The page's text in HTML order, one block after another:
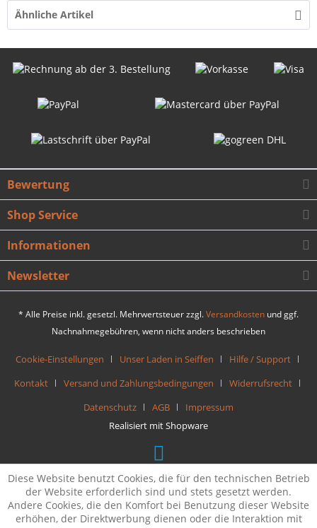
Ähnliche Artikel
Bewertung
Shop Service
Informationen
Newsletter
* Alle Preise inkl. gesetzl. Mehrwertsteuer zzgl.Versandkosten und ggf.
Nachnahmegebühren, wenn nicht anders beschrieben
Cookie-Einstellungen Unser Laden in Seiffen
Hilfe / Support
Kontakt
Versand und Zahlungsbedingungen
Widerrufsrecht
Datenschutz
AGB
Impressum
Realisiert mit Shopware
Diese Website benutzt Cookies, die für den technischen Betrieb
der Website erforderlich sind und stets gesetzt werden.
Andere Cookies, die den Komfort bei Benutzung dieser Website
erhöhen, der Direktwerbung dienen oder die Interaktion mit